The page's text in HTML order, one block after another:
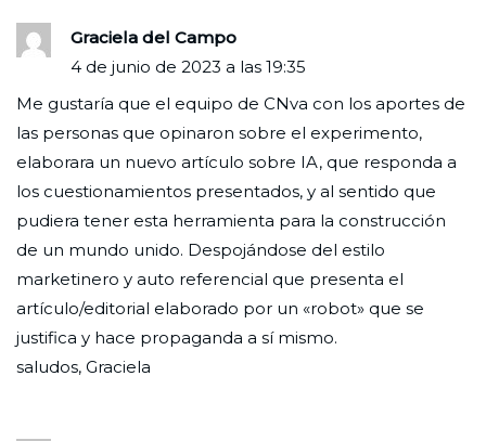
Graciela del Campo
4 de junio de 2023 a las 19:35
Me gustaría que el equipo de CNva con los aportes de
las personas que opinaron sobre el experimento,
elaborara un nuevo artículo sobre IA, que responda a
los cuestionamientos presentados, y al sentido que
pudiera tener esta herramienta para la construcción
de un mundo unido. Despojándose del estilo
marketinero y auto referencial que presenta el
artículo/editorial elaborado por un «robot» que se
justifica y hace propaganda a sí mismo.
saludos, Graciela